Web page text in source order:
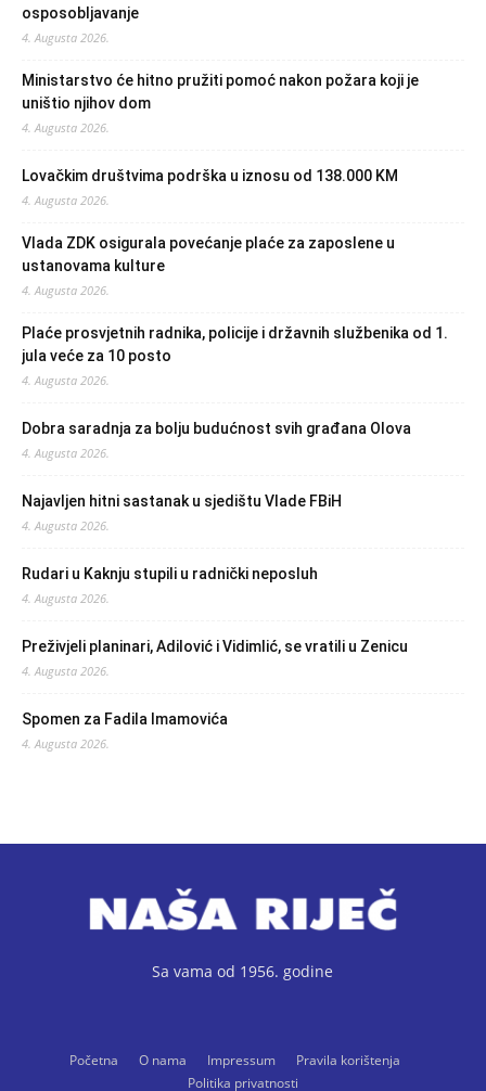
osposobljavanje
4. Augusta 2026.
Ministarstvo će hitno pružiti pomoć nakon požara koji je
uništio njihov dom
4. Augusta 2026.
Lovačkim društvima podrška u iznosu od 138.000 KM
4. Augusta 2026.
Vlada ZDK osigurala povećanje plaće za zaposlene u
ustanovama kulture
4. Augusta 2026.
Plaće prosvjetnih radnika, policije i državnih službenika od 1.
jula veće za 10 posto
4. Augusta 2026.
Dobra saradnja za bolju budućnost svih građana Olova
4. Augusta 2026.
Najavljen hitni sastanak u sjedištu Vlade FBiH
4. Augusta 2026.
Rudari u Kaknju stupili u radnički neposluh
4. Augusta 2026.
Preživjeli planinari, Adilović i Vidimlić, se vratili u Zenicu
4. Augusta 2026.
Spomen za Fadila Imamovića
4. Augusta 2026.
Sa vama od 1956. godine
Početna O nama Impressum
Pravila korištenja
Politika privatnosti